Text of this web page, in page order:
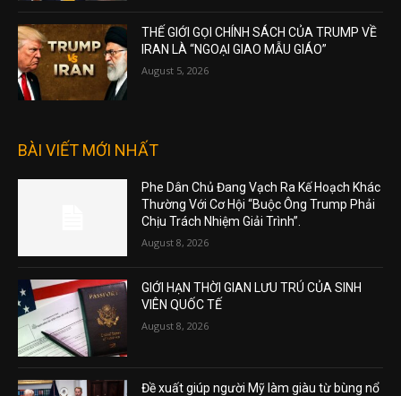
THẾ GIỚI GỌI CHÍNH SÁCH CỦA TRUMP VỀ
IRAN LÀ “NGOẠI GIAO MẪU GIÁO”
August 5, 2026
BÀI VIẾT MỚI NHẤT
Phe Dân Chủ Đang Vạch Ra Kế Hoạch Khác
Thường Với Cơ Hội “Buộc Ông Trump Phải
Chịu Trách Nhiệm Giải Trình”.
August 8, 2026
GIỚI HẠN THỜI GIAN LƯU TRÚ CỦA SINH
VIÊN QUỐC TẾ
August 8, 2026
Đề xuất giúp người Mỹ làm giàu từ bùng nổ